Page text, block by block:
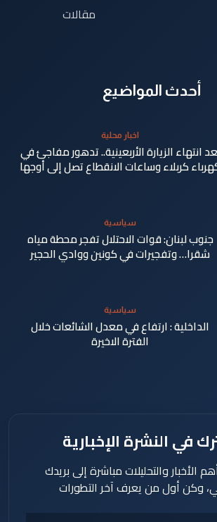
مقالات
أحدث المواضيع
اخبار محلية
انتهاء الزيارة الأربعينية.. تدهور مفاجئ في
كربلاء وساعات الانقطاع تصل إلى أوجها
سياسية
جنوب لبنان: قوات الاحتلال تفجر محطة مياه
شقرا… وتفجيرات في كونين ووادي الحجير
سياسية
الداخلية : ارتفاع في معدل الشائعات خلال
الفترة الاخيرة
في النشرة الإخبارية
الأخبار والتحليلات مباشرة إلى بريدك
وكن أول من يعرف آخر التطورات